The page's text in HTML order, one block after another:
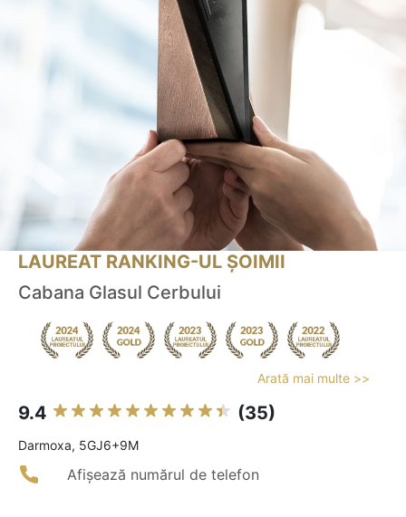
LAUREAT RANKING-UL ȘOIMII
Cabana Glasul Cerbului
Arată mai multe >>
9.4 (35)
Darmoxa, 5GJ6+9M
Afișează numărul de telefon